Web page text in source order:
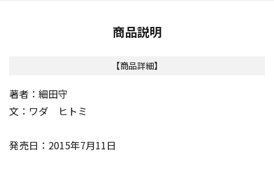
商品説明
【商品詳細】
著者：細田守
文：ワダ ヒトミ
発売日：2015年7月11日